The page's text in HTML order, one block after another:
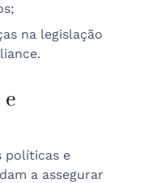
na legislação
políticas e
a assegurar